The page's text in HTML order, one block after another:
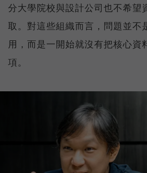
分大學院校與設計公司也不希望
取。對這些組織而言，問題並不
用，而是一開始就沒有把核心資
項。